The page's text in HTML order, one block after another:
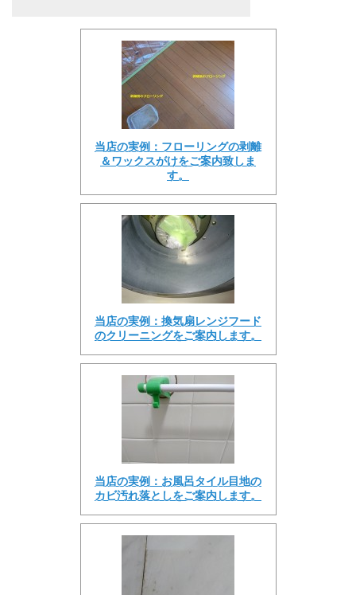
当店の実例：フローリングの剥離
＆ワックスがけをご案内致しま
す。
当店の実例：換気扇レンジフード
のクリーニングをご案内します。
当店の実例：お風呂タイル目地の
カビ汚れ落としをご案内します。